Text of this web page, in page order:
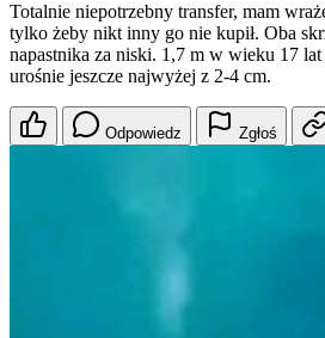
Totalnie niepotrzebny transfer, mam
tylko żeby nikt inny go nie kupił. Oba
napastnika za niski. 1,7 m w wieku 17 lat
urośnie jeszcze najwyżej z 2-4 cm.
Odpowiedz Zgłoś